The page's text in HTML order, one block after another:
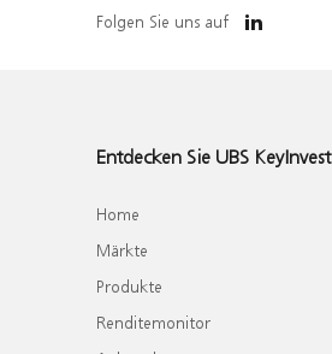
Folgen Sie uns auf
Entdecken Sie UBS KeyInvest
Home
Märkte
Produkte
Renditemonitor